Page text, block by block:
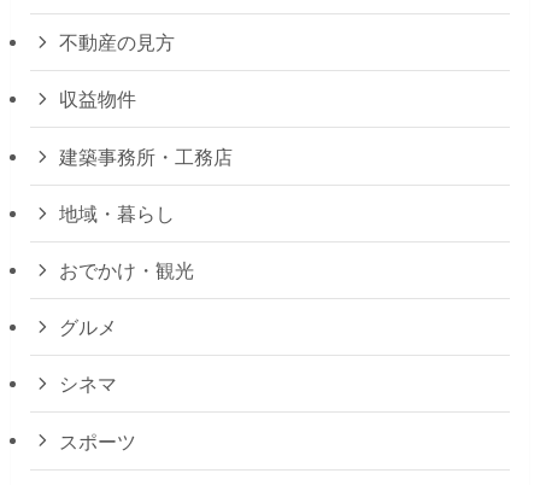
不動産の見方
収益物件
建築事務所・工務店
地域・暮らし
おでかけ・観光
グルメ
シネマ
スポーツ